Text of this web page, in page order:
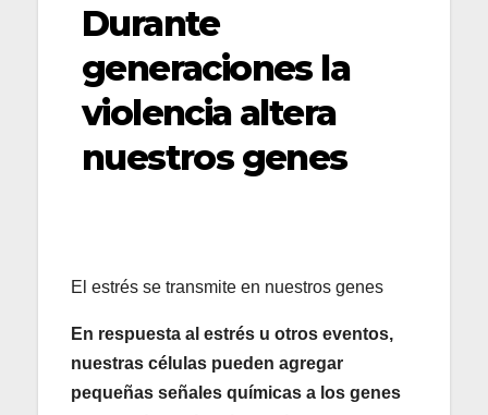
Durante
generaciones la
violencia altera
nuestros genes
El estrés se transmite en nuestros genes
En respuesta al estrés u otros eventos,
nuestras células pueden agregar
pequeñas señales químicas a los genes